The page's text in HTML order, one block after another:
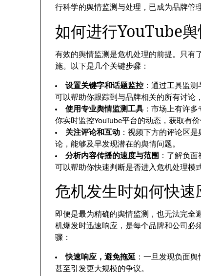
行科学的舆情监测与处理，已成为品牌管
如何进行YouTube
有效的舆情监测是危机处理的前提。只有
施。以下是几个关键步骤：
设置关键字和话题监控 ：通过工具监
可以帮助你跟踪到与品牌相关的所有讨论
使用专业舆情监测工具 ：市场上有许
你实时监控YouTube平台的动态，获取有价
关注评论和互动 ：视频下方的评论区
论，能够及早发现潜在的舆情问题。
分析内容传播的速度与范围
：了解负
可以帮助你快速判断是否进入危机处理模
危机发生时如何快速
即便是最为精确的舆情监测，也无法完全
机爆发时迅速响应，是每个品牌和公司必
骤：
快速响应，避免拖延 ：一旦发现负面
甚至引发更大规模的争议。